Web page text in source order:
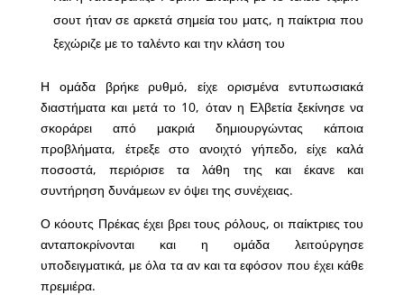
σουτ ήταν σε αρκετά σημεία του ματς, η παίκτρια που
ξεχώριζε με το ταλέντο και την κλάση του
Η ομάδα βρήκε ρυθμό, είχε ορισμένα εντυπωσιακά
διαστήματα και μετά το 10, όταν η Ελβετία ξεκίνησε να
σκοράρει από μακριά δημιουργώντας κάποια
προβλήματα, έτρεξε στο ανοιχτό γήπεδο, είχε καλά
ποσοστά, περιόρισε τα λάθη της και έκανε και
συντήρηση δυνάμεων εν όψει της συνέχειας.
Ο κόουτς Πρέκας έχει βρει τους ρόλους, οι παίκτριες του
ανταποκρίνονται και η ομάδα λειτούργησε
υποδειγματικά, με όλα τα αν και τα εφόσον που έχει κάθε
πρεμιέρα.